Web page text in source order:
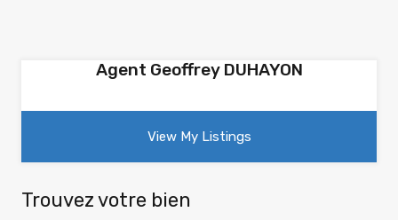
Agent Geoffrey DUHAYON
View My Listings
Trouvez votre bien